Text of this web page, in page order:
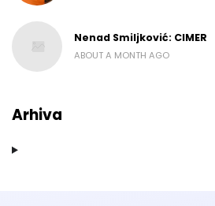
Nenad Smiljković: CIMER
ABOUT A MONTH AGO
Arhiva